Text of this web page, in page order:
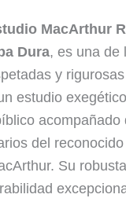
MacArthur
Dura, es una de
y
estudio
acompañado
del
Su robusta